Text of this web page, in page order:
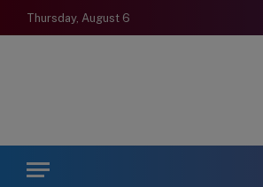
Thursday, August 6